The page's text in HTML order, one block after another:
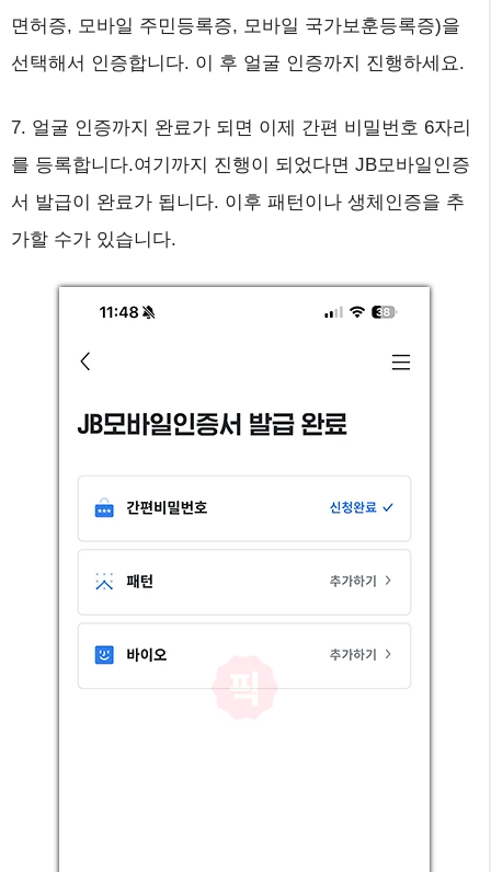
면허증, 모바일 주민등록증, 모바일 국가보훈등록증)을
선택해서 인증합니다. 이 후 얼굴 인증까지 진행하세요.
7. 얼굴 인증까지 완료가 되면 이제 간편 비밀번호 6자리
를 등록합니다.여기까지 진행이 되었다면 JB모바일인증
서 발급이 완료가 됩니다. 이후 패턴이나 생체인증을 추
가할 수가 있습니다.